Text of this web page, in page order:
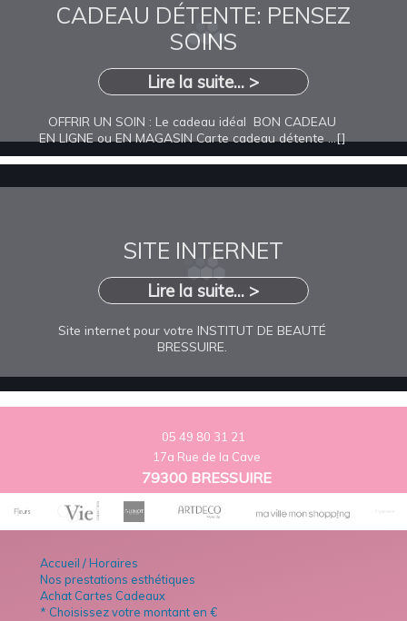
CADEAU DÉTENTE: PENSEZ
SOINS
Lire la suite... >
OFFRIR UN SOIN : Le cadeau idéal BON CADEAU
EN LIGNE ou EN MAGASIN Carte cadeau détente ...[]
SITE INTERNET
Lire la suite... >
Site internet pour votre INSTITUT DE BEAUTÉ
BRESSUIRE.
05 49 80 31 21
17a Rue de la Cave
79300 BRESSUIRE
Accueil / Horaires
Nos prestations esthétiques
Achat Cartes Cadeaux
* Choisissez votre montant en €